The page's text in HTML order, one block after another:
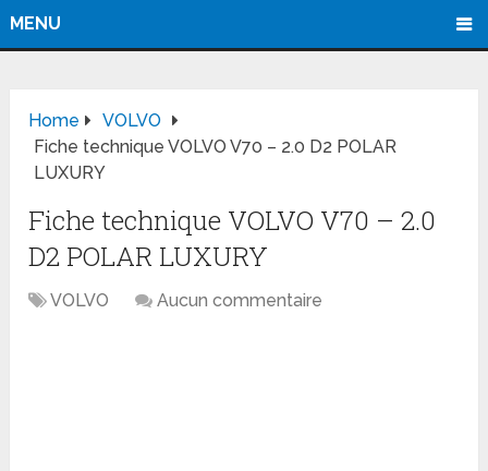
MENU
Home
VOLVO
Fiche technique VOLVO V70 – 2.0 D2 POLAR
LUXURY
Fiche technique VOLVO V70 – 2.0
D2 POLAR LUXURY
VOLVO Aucun commentaire